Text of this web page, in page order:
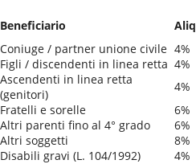
Beneficiario
Coniuge / partner unione civile 4%
Figli / discendenti in linea retta 4%
Ascendenti in linea retta
(genitori)
4%
Fratelli e sorelle
6%
Altri parenti fino al 4° grado
6%
Altri soggetti
8%
Disabili gravi (L. 104/1992)
4%